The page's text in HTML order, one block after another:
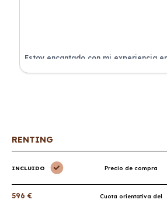
Estoy encantado con mi experiencia
Renting. El coche llegó en perfectas
RENTING
INCLUIDO Precio de compra
596 €
Cuota orientativa del